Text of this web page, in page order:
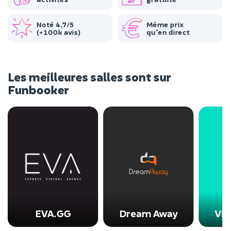
Noté 4,7/5
(+100k avis)
Même prix
qu'en direct
Les meilleures salles sont sur
Funbooker
EVA.GG Dream Away